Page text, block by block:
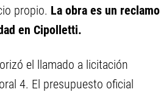
propio. La obra es un reclamo
en Cipolletti.
el llamado a licitación
4. El presupuesto oficial